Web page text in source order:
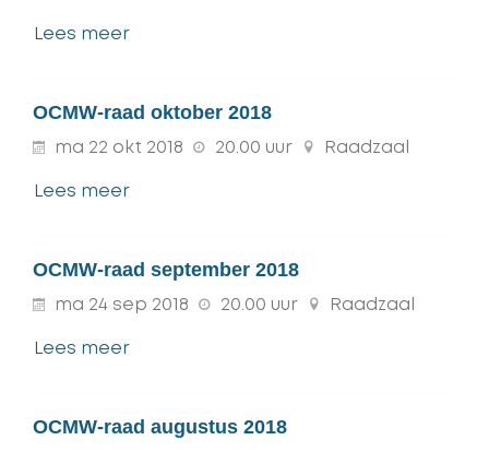
Lees meer
OCMW-raad oktober 2018
ma 22 okt 2018 20.00 uur Raadzaal
Lees meer
OCMW-raad september 2018
ma 24 sep 2018 20.00 uur Raadzaal
Lees meer
OCMW-raad augustus 2018